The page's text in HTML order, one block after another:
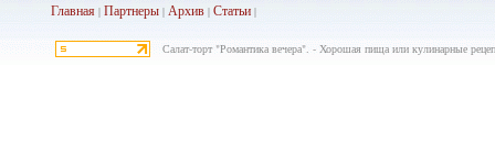
Главная |Партнеры |Архив |Статьи |
Салат-торт "Романтика вечера". - Хорошая пища или кулинарные